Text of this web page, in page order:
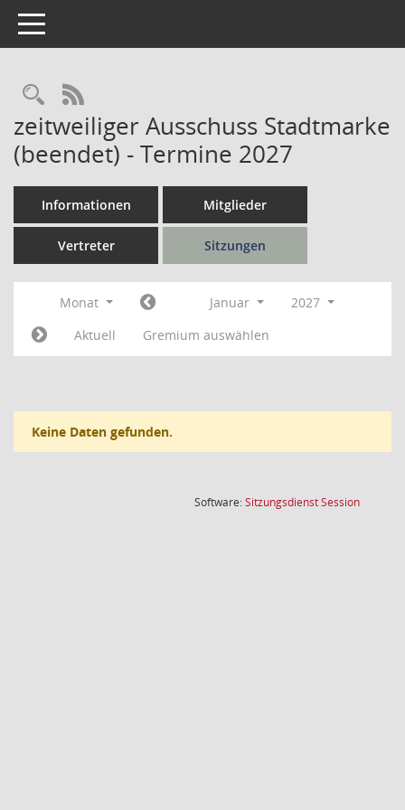
Toggle navigation
Rechercheauswahl
RSS-Feed
zeitweiliger Ausschuss Stadtmarke
(beendet) - Termine 2027
Informationen Mitglieder
Vertreter Sitzungen
Monat Januar
2027
Aktuell
Gremium auswählen
Keine Daten gefunden.
Software:SitzungsdienstSession(Wird in